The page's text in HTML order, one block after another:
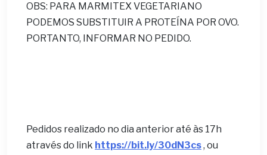
OBS: PARA MARMITEX VEGETARIANO
PODEMOS SUBSTITUIR A PROTEÍNA POR OVO.
PORTANTO, INFORMAR NO PEDIDO.
Pedidos realizado no dia anterior até às 17h
através do link https://bit.ly/30dN3cs, ou